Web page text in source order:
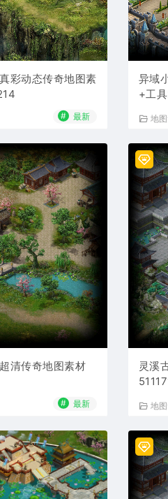
彩动态传奇地图素
# 最新
异域
+工
地
清传奇地图素材
# 最新
灵溪
地